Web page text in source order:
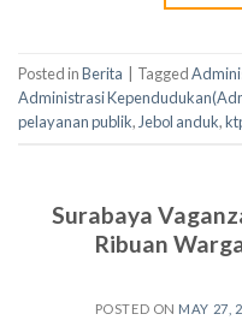
Posted inBerita Tagged
Administrasi
pelayanan publik, Jebol anduk,
Surabaya
Ribuan
POSTED ON MAY 27,